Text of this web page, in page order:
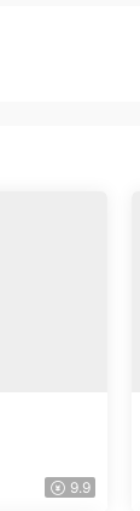
9.9